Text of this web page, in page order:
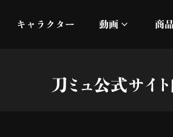
キャラクター 動画
オフィシャル
商
刀ミュ公式サイ